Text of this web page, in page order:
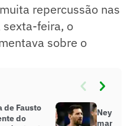
repercussão nas
sexta-feira, o
sobre o
de Fausto
do